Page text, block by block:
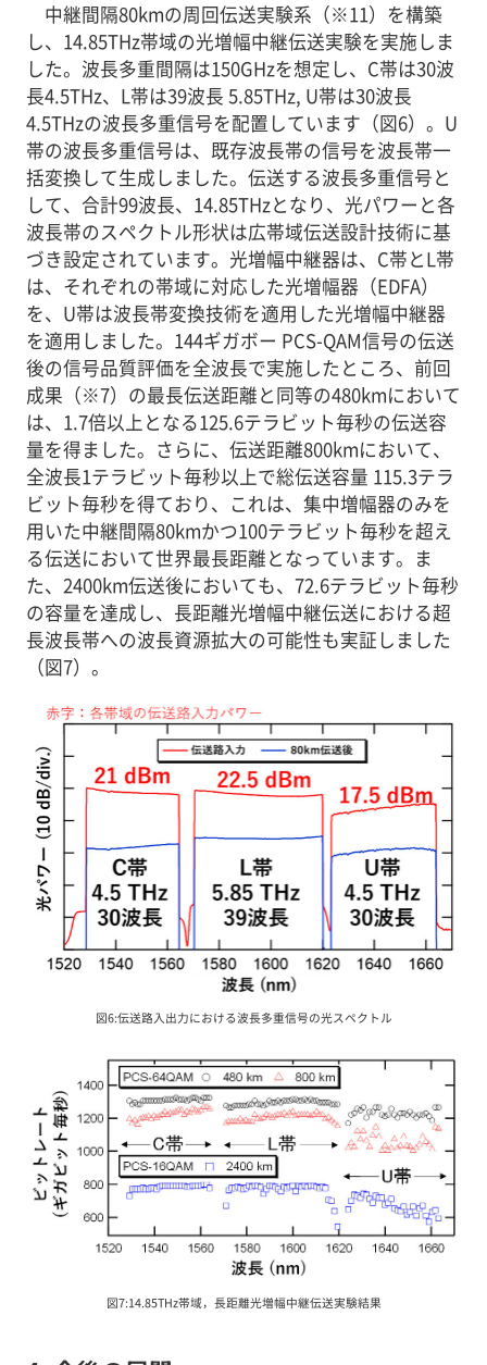
中継間隔80kmの周回伝送実験系（※11）を構築
し、14.85THz帯域の光増幅中継伝送実験を実施しま
した。波長多重間隔は150GHzを想定し、C帯は30波
長4.5THz、L帯は39波長 5.85THz, U帯は30波長
4.5THzの波長多重信号を配置しています（図6）。U
帯の波長多重信号は、既存波長帯の信号を波長帯一
括変換して生成しました。伝送する波長多重信号と
して、合計99波長、14.85THzとなり、光パワーと各
波長帯のスペクトル形状は広帯域伝送設計技術に基
づき設定されています。光増幅中継器は、C帯とL帯
は、それぞれの帯域に対応した光増幅器（EDFA）
を、U帯は波長帯変換技術を適用した光増幅中継器
を適用しました。144ギガボー PCS-QAM信号の伝送
後の信号品質評価を全波長で実施したところ、前回
成果（※7）の最長伝送距離と同等の480kmにおいて
は、1.7倍以上となる125.6テラビット毎秒の伝送容
量を得ました。さらに、伝送距離800kmにおいて、
全波長1テラビット毎秒以上で総伝送容量 115.3テラ
ビット毎秒を得ており、これは、集中増幅器のみを
用いた中継間隔80kmかつ100テラビット毎秒を超え
る伝送において世界最長距離となっています。ま
た、2400km伝送後においても、72.6テラビット毎秒
の容量を達成し、長距離光増幅中継伝送における超
長波長帯への波長資源拡大の可能性も実証しました
（図7）。
図6:伝送路入出力における波長多重信号の光スペクトル
図7:14.85THz帯域，長距離光増幅中継伝送実験結果